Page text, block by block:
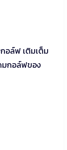
อล์ฟ เติมเต็ม
มกอล์ฟของ